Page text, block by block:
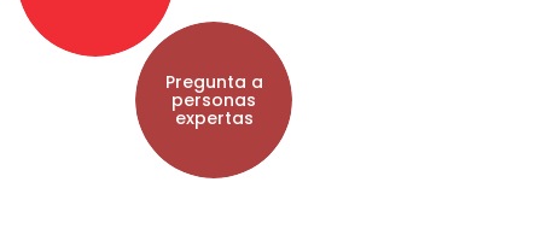
Pregunta a
personas
expertas